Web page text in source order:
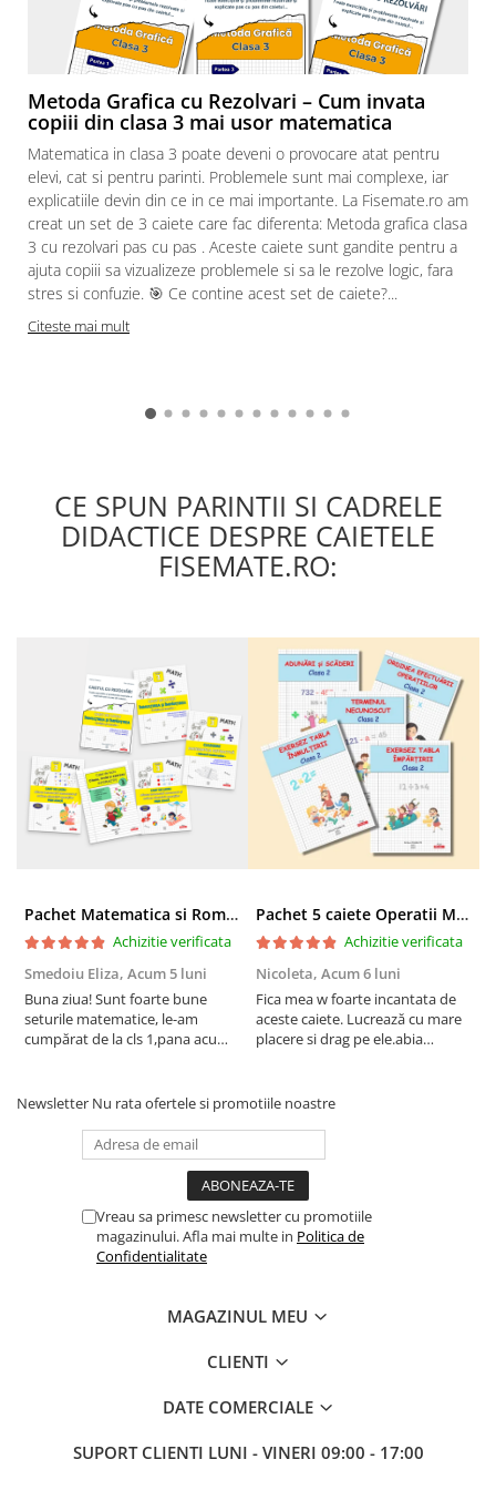
Metoda Grafica cu Rezolvari – Cum invata
copiii din clasa 3 mai usor matematica
Matematica in clasa 3 poate deveni o provocare atat pentru
elevi, cat si pentru parinti. Problemele sunt mai complexe, iar
explicatiile devin din ce in ce mai importante. La Fisemate.ro am
creat un set de 3 caiete care fac diferenta: Metoda grafica clasa
3 cu rezolvari pas cu pas . Aceste caiete sunt gandite pentru a
ajuta copiii sa vizualizeze problemele si sa le rezolve logic, fara
stres si confuzie. 🎯 Ce contine acest set de caiete?...
Citeste mai mult
CE SPUN PARINTII SI CADRELE
DIDACTICE DESPRE CAIETELE
FISEMATE.RO:
Pachet Matematica si Romana clasa 3 pentru copii - peste 340 pagini
Achizitie verificata
Smedoiu Eliza, Acum 5 luni
Buna ziua! Sunt foarte bune
seturile matematice, le-am
cumpărat de la cls 1,pana acum
Pachet 5 caiete Operatii Matematice clasa 2 pentru copii - peste 316 pagini
Achizitie verificata
Nicoleta, Acum 6 luni
Fica mea w foarte incantata de
aceste caiete. Lucrează cu mare
placere si drag pe ele.abia
înțeleagă totul din ce in ce mai
Newsletter Nu rata ofertele si promotiile noastre
Vreau sa primesc newsletter cu promotiile
magazinului. Afla mai multe in Politica de
Confidentialitate
MAGAZINUL MEU
CLIENTI
DATE COMERCIALE
SUPORT CLIENTI LUNI - VINERI 09:00 - 17:00